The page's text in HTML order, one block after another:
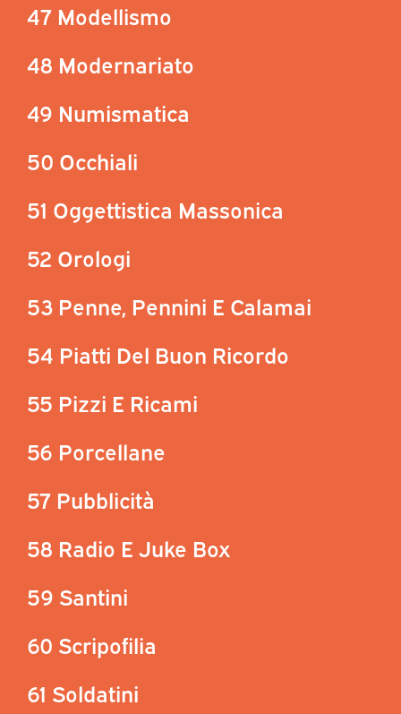
47 Modellismo
48 Modernariato
49 Numismatica
50 Occhiali
51 Oggettistica Massonica
52 Orologi
53 Penne, Pennini E Calamai
54 Piatti Del Buon Ricordo
55 Pizzi E Ricami
56 Porcellane
57 Pubblicità
58 Radio E Juke Box
59 Santini
60 Scripofilia
61 Soldatini